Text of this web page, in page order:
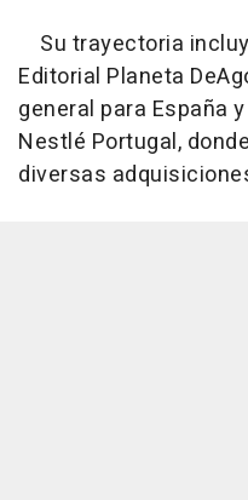
Su trayectoria
Editorial Planeta
general para España
Nestlé Portugal,
diversas